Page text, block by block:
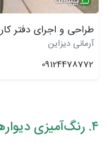
طراحی و اجرای دفتر کار
آرمانی دیزاین
09124478772
۴. رنگ‌آمیزی دیوار‌ها با رنگی غیر از سفید